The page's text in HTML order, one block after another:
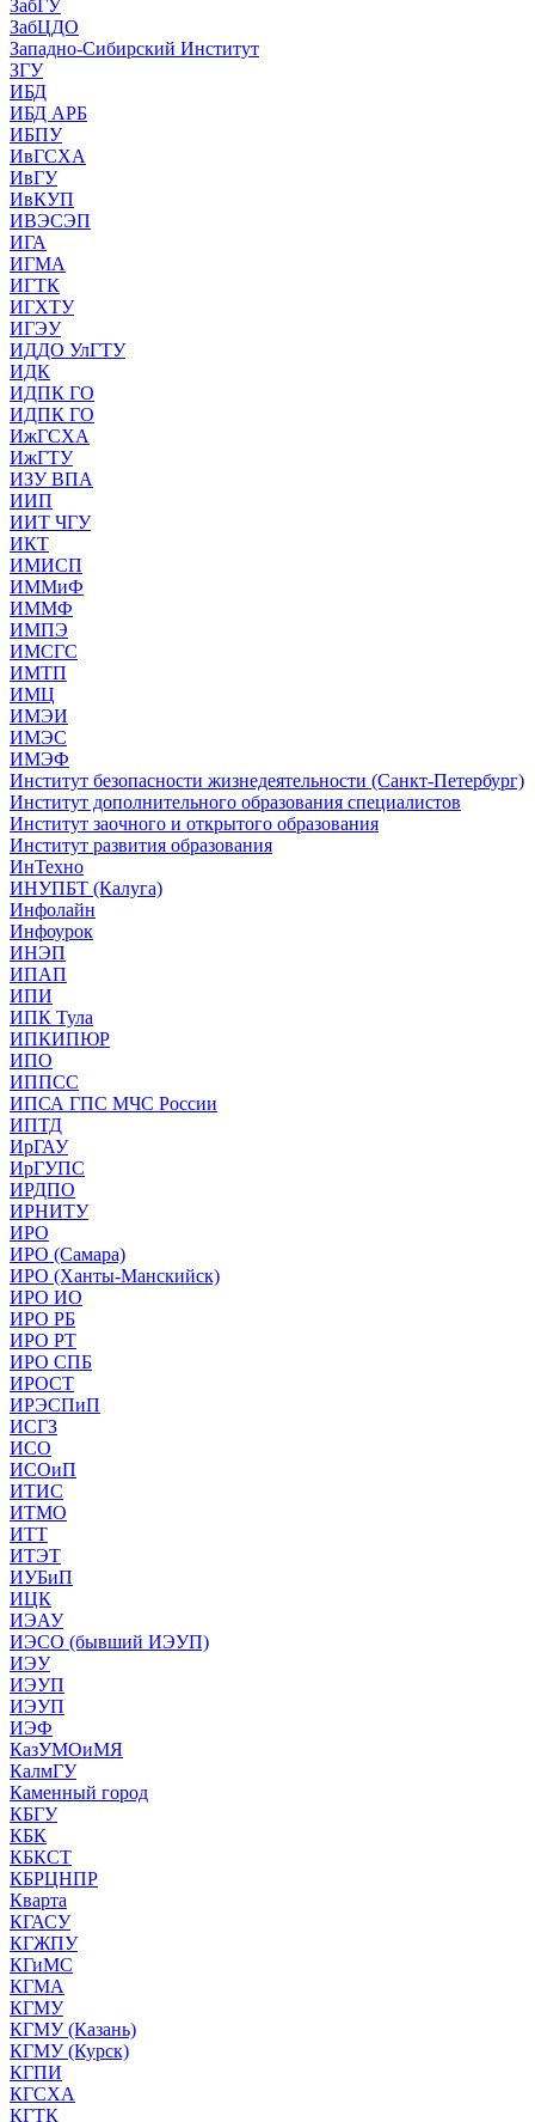
ЗабГУ
ЗабЦДО
Западно-Сибирский Институт
ЗГУ
ИБД
ИБД АРБ
ИБПУ
ИвГСХА
ИвГУ
ИвКУП
ИВЭСЭП
ИГА
ИГМА
ИГТК
ИГХТУ
ИГЭУ
ИДДО УлГТУ
ИДК
ИДПК ГО
ИДПК ГО
ИжГСХА
ИжГТУ
ИЗУ ВПА
ИИП
ИИТ ЧГУ
ИКТ
ИМИСП
ИММиФ
ИММФ
ИМПЭ
ИМСГС
ИМТП
ИМЦ
ИМЭИ
ИМЭС
ИМЭФ
Институт безопасности жизнедеятельности (Санкт-Петербург)
Институт дополнительного образования специалистов
Институт заочного и открытого образования
Институт развития образования
ИнТехно
ИНУПБТ (Калуга)
Инфолайн
Инфоурок
ИНЭП
ИПАП
ИПИ
ИПК Тула
ИПКИПЮР
ИПО
ИППСС
ИПСА ГПС МЧС России
ИПТД
ИрГАУ
ИрГУПС
ИРДПО
ИРНИТУ
ИРО
ИРО (Самара)
ИРО (Ханты-Манскийск)
ИРО ИО
ИРО РБ
ИРО РТ
ИРО СПБ
ИРОСТ
ИРЭСПиП
ИСГЗ
ИСО
ИСОиП
ИТИС
ИТМО
ИТТ
ИТЭТ
ИУБиП
ИЦК
ИЭАУ
ИЭСО (бывший ИЭУП)
ИЭУ
ИЭУП
ИЭУП
ИЭФ
КазУМОиМЯ
КалмГУ
Каменный город
КБГУ
КБК
КБКСТ
КБРЦНПР
Кварта
КГАСУ
КГЖПУ
КГиМС
КГМА
КГМУ
КГМУ (Казань)
КГМУ (Курск)
КГПИ
КГСХА
КГТК